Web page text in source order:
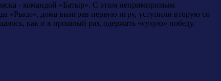
- командой «Батыр». С этим непримиримым
«Рыси», дома выиграв первую игру, уступили вторую со
как и в прошлый раз, одержать «сухую» победу.